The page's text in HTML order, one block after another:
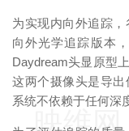
为实现内向外追踪
向外光学追踪版本
Daydream头显原型
这两个摄像头是导
系统不依赖于任何深
映维